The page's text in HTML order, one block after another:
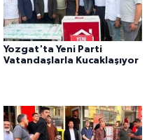
Yozgat'ta Yeni Parti
Vatandaşlarla Kucaklaşıyor